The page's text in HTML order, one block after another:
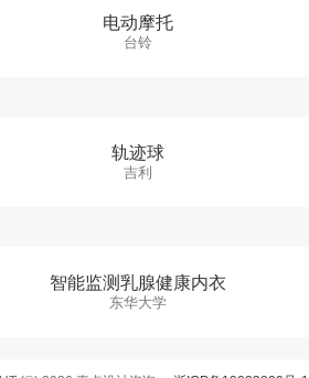
电动摩托
台铃
轨迹球
吉利
智能监测乳腺健康内衣
东华大学